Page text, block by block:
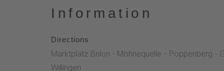
Information
Directions
Marktplatz Brilon - Möhnequelle - Poppenberg -
Willingen